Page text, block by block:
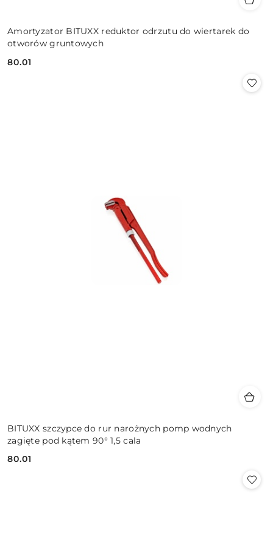
Amortyzator BITUXX reduktor odrzutu do wiertarek do
otworów gruntowych
Cena:
80.01
BITUXX szczypce do rur narożnych pomp wodnych
zagięte pod kątem 90° 1,5 cala
Cena:
80.01